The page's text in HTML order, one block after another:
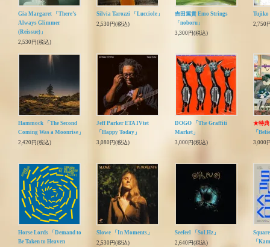
Gia Margaret 「There’s
Always Glimmer
(Reissue)」
2,530円(税込)
Silvia Tarozzi 「Lucciole」
2,530円(税込)
吉田篤貴 Emo Strings
「noboru」
3,300円(税込)
Tujiko
2,750
Hammock 「The Second
Coming Was a Moonrise」
2,420円(税込)
Jeff Parker ETA IVtet
「Happy Today」
3,080円(税込)
DOGO 「The Graffiti
Market」
3,000円(税込)
★特
「
3,000
Horse Lords 「Demand to
Be Taken to Heaven
Slowe 「In Moments」
2,530円(税込)
Seefeel 「Sol.Hz」
2,640円(税込)
「